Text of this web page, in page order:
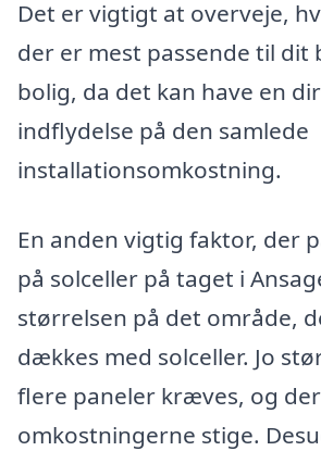
Det er vigtigt at overveje,
der er mest passende til dit
bolig, da det kan have en
indflydelse på den samlede
installationsomkostning.
En anden vigtig faktor, der
på solceller på taget i
størrelsen på det område,
dækkes med solceller. Jo
flere paneler kræves, og
omkostningerne stige.